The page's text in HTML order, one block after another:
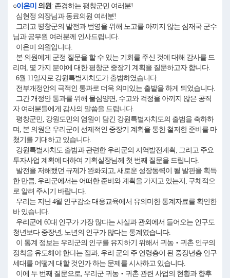
○이은미 의원: 존경하는 평창군민 여러분!
심현정 의장님과 동료의원 여러분!
그리고 평창군의 발전과 번영을 위해 노고를 아끼지 않는 심재국 군수
님과 공무원 여러분께 인사드립니다.
이은미 의원입니다.
본 의원에게 군정 질문을 할 수 있는 기회를 주신 것에 대해 감사를 드
리며, 몇 가지 분야에 대한 평창군 중장기 계획을 질문하고자 합니다.
6월 11일자로 강원특별자치도가 출범하였습니다.
전부개정안의 극적인 통과로 더욱 의미있는 출발을 하게 되었습니다.
그간 개정안 통과를 위해 물심양면, 수고와 걱정을 아끼지 않은 공직
자 여러분들에게 감사의 말씀을 드립니다.
평창군민, 강원도민의 염원이 담긴 강원특별자치도의 출범을 축하하
며, 본 의원은 우리군이 선제적인 중장기 계획을 통한 철저한 준비를 마
쳤기를 기대하고 있습니다.
강원특별자치도 출범과 관련한 우리군의 지역발전계획, 그리고 주요
투자사업 계획에 대하여 기획실장님께 첫 번째 질문을 드립니다.
발전을 저해했던 규제가 완화되고, 새로운 성장동력이 될 발판을 획득
한 만큼, 우리군에서는 어떠한 준비와 계획을 가지고 있는지, 구체적으
로 알려 주시기 바랍니다.
우리는 지난 4월 인구감소 대응교육에서 유의미한 통계자료를 확인한
바 있습니다.
우리군에 60대 인구가 가장 많다는 사실과 관외에서 들어오는 인구도
청년보다 중장년, 노년의 인구가 많다는 통계였습니다.
이 통계 정보는 우리군의 인구를 유지하기 위해서 귀농‧귀촌 인구의
정착을 유도해야 한다는 점과, 우리 군의 주 연령층이 된 중장년층 인구
세대를 어떻게 대할 것인가 하는 문제를 시사하고 있습니다.
이에 두 번째 질문으로, 우리군 귀농‧귀촌 관련 사업의 현황과 향후